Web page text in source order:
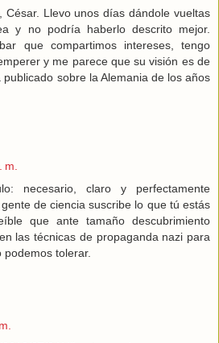
César. Llevo unos días dándole vueltas
y no podría haberlo descrito mejor.
que compartimos intereses, tengo
y me parece que su visión es de
sobre la Alemania de los años
m.
necesario, claro y perfectamente
de ciencia suscribe lo que tú estás
que ante tamaño descubrimiento
las técnicas de propaganda nazi para
tolerar.